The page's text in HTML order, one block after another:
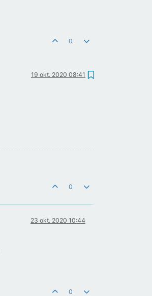
0
19 okt. 2020 08:41
0
23 okt. 2020 10:44
0